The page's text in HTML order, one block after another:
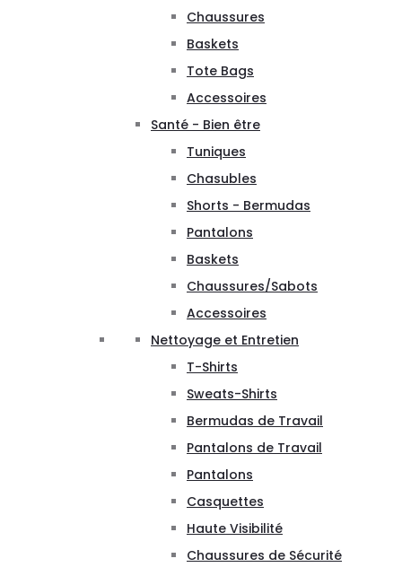
Chaussures
Baskets
Tote Bags
Accessoires
Santé - Bien être
Tuniques
Chasubles
Shorts - Bermudas
Pantalons
Baskets
Chaussures/Sabots
Accessoires
Nettoyage et Entretien
T-Shirts
Sweats-Shirts
Bermudas de Travail
Pantalons de Travail
Pantalons
Casquettes
Haute Visibilité
Chaussures de Sécurité